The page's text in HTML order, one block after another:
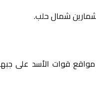
شمارين شمال حلب.
قوات الأسد على